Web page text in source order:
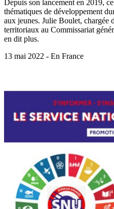
Depuis son lancement en 2019,
thématiques de développement
aux jeunes. Julie Boulet, chargée
territoriaux au Commissariat
en dit plus.
13 mai 2022 - En France